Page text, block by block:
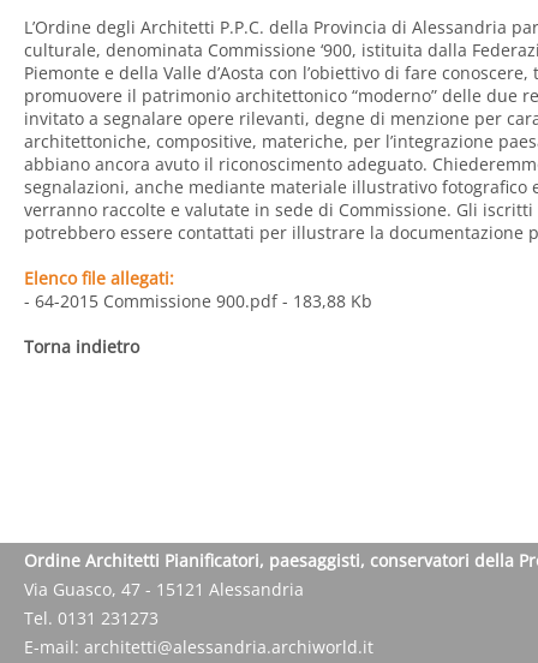
L’Ordine degli Architetti P.P.C. della Provincia di Alessandria
culturale, denominata Commissione ‘900, istituita dalla
Piemonte e della Valle d’Aosta con l’obiettivo di fare
promuovere il patrimonio architettonico “moderno” delle due
invitato a segnalare opere rilevanti, degne di menzione per
architettoniche, compositive, materiche, per l’integrazione
abbiano ancora avuto il riconoscimento adeguato.
segnalazioni, anche mediante materiale illustrativo fotografico
verranno raccolte e valutate in sede di Commissione. Gli
potrebbero essere contattati per illustrare la documentazione
Elenco file allegati:
- 64-2015 Commissione 900.pdf- 183,88 Kb
Torna indietro
Ordine Architetti Pianificatori, paesaggisti, conservatori della
Via Guasco, 47 - 15121 Alessandria
Tel. 0131 231273
E-mail: architetti@alessandria.archiworld.it